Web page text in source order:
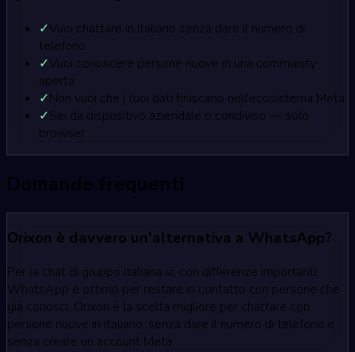
✓Vuoi chattare in italiano senza dare il numero di
telefono
✓Vuoi conoscere persone nuove in una community
aperta
✓Non vuoi che i tuoi dati finiscano nell'ecosistema Meta
✓Sei da dispositivo aziendale o condiviso — solo
browser
Domande frequenti
Orixon è davvero un'alternativa a WhatsApp?
Per la chat di gruppo italiana sì, con differenze importanti.
WhatsApp è ottimo per restare in contatto con persone che
già conosci. Orixon è la scelta migliore per chattare con
persone nuove in italiano, senza dare il numero di telefono e
senza creare un account Meta.